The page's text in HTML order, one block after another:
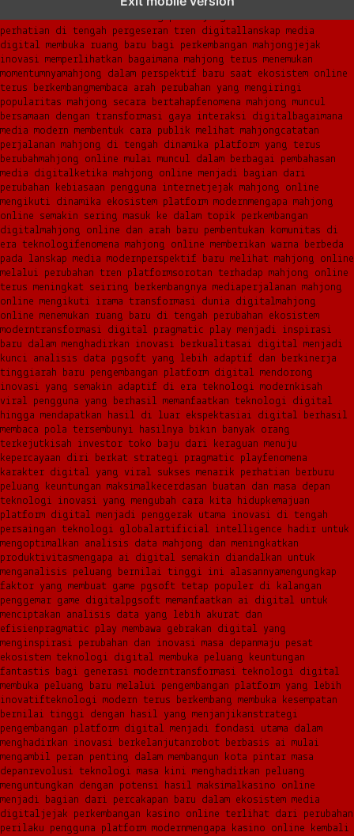
dari komunitas hingga platform mahjong membangun
narasi baru di era modernmengapa mahjong kembali mencuri
perhatian di tengah pergeseran tren digitallanskap media
digital membuka ruang baru bagi perkembangan mahjongjejak
inovasi memperlihatkan bagaimana mahjong terus menemukan
momentumnyamahjong dalam perspektif baru saat ekosistem online
terus berkembangmembaca arah perubahan yang mengiringi
popularitas mahjong secara bertahapfenomena mahjong muncul
bersamaan dengan transformasi gaya interaksi digitalbagaimana
media modern membentuk cara publik melihat mahjongcatatan
perjalanan mahjong di tengah dinamika platform yang terus
berubahmahjong online mulai muncul dalam berbagai pembahasan
media digitalketika mahjong online menjadi bagian dari
perubahan kebiasaan pengguna internetjejak mahjong online
mengikuti dinamika ekosistem platform modernmengapa mahjong
online semakin sering masuk ke dalam topik perkembangan
digitalmahjong online dan arah baru pembentukan komunitas di
era teknologifenomena mahjong online memberikan warna berbeda
pada lanskap media modernperspektif baru melihat mahjong online
melalui perubahan tren platformsorotan terhadap mahjong online
terus meningkat seiring berkembangnya mediaperjalanan mahjong
online mengikuti irama transformasi dunia digitalmahjong
online menemukan ruang baru di tengah perubahan ekosistem
moderntransformasi digital pragmatic play menjadi inspirasi
baru dalam menghadirkan inovasi berkualitasai digital menjadi
kunci analisis data pgsoft yang lebih adaptif dan berkinerja
tinggiarah baru pengembangan platform digital mendorong
inovasi yang semakin adaptif di era teknologi modernkisah
viral pengguna yang berhasil memanfaatkan teknologi digital
hingga mendapatkan hasil di luar ekspektasiai digital berhasil
membaca pola tersembunyi hasilnya bikin banyak orang
terkejutkisah investor toko baju dari keraguan menuju
kepercayaan diri berkat strategi pragmatic playfenomena
karakter digital yang viral sukses menarik perhatian berburu
peluang keuntungan maksimalkecerdasan buatan dan masa depan
teknologi inovasi yang mengubah cara kita hidupkemajuan
platform digital menjadi penggerak utama inovasi di tengah
persaingan teknologi globalartificial intelligence hadir untuk
mengoptimalkan analisis data mahjong dan meningkatkan
produktivitasmengapa ai digital semakin diandalkan untuk
menganalisis peluang bernilai tinggi ini alasannyamengungkap
faktor yang membuat game pgsoft tetap populer di kalangan
penggemar game digitalpgsoft memanfaatkan ai digital untuk
menciptakan analisis data yang lebih akurat dan
efisienpragmatic play membawa gebrakan digital yang
menginspirasi perubahan dan inovasi masa depanmaju pesat
ekosistem teknologi digital membuka peluang keuntungan
fantastis bagi generasi moderntransformasi teknologi digital
membuka peluang baru melalui pengembangan platform yang lebih
inovatifteknologi modern terus berkembang membuka kesempatan
bernilai tinggi dengan hasil yang menjanjikanstrategi
pengembangan platform digital menjadi fondasi utama dalam
menghadirkan inovasi berkelanjutanrobot berbasis ai mulai
mengambil peran penting dalam membangun kota pintar masa
depanrevolusi teknologi masa kini menghadirkan peluang
menguntungkan dengan potensi hasil maksimalkasino online
menjadi bagian dari percakapan baru dalam ekosistem media
digitaljejak perkembangan kasino online terlihat dari perubahan
perilaku pengguna platform modernmengapa kasino online kembali